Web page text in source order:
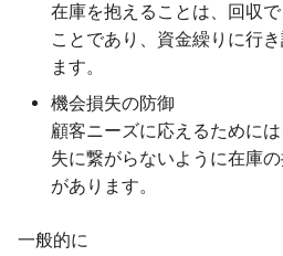
2013
2012
2011
2010
2009
在庫を抱えることは、回収
ことであり、資金繰りに行
ます。
機会損失の防御
顧客ニーズに応えるために
失に繋がらないように在庫
があります。
一般的に